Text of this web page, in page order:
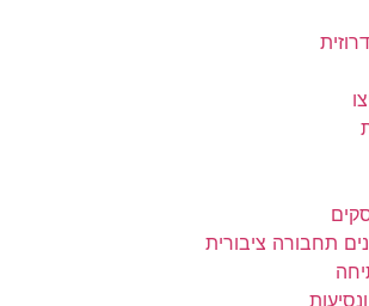
תחבורה ציבורית